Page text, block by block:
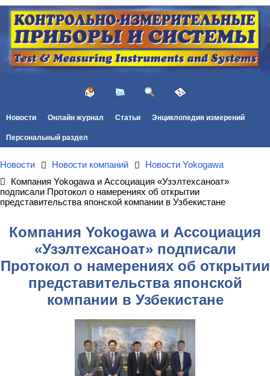
Новости Онлайн журнал Статьи Энциклопедия измерений
Персональный раздел
Новости Новости компаний
Новости Yokogawa
Компания Yokogawa и Ассоциация «Узэлтехсаноат»
подписали Протокол о намерениях об открытии
представительства японской компании в Узбекистане
Компания Yokogawa и Ассоциация
«Узэлтехсаноат» подписали
Протокол о намерениях об открытии
представительства японской
компании в Узбекистане